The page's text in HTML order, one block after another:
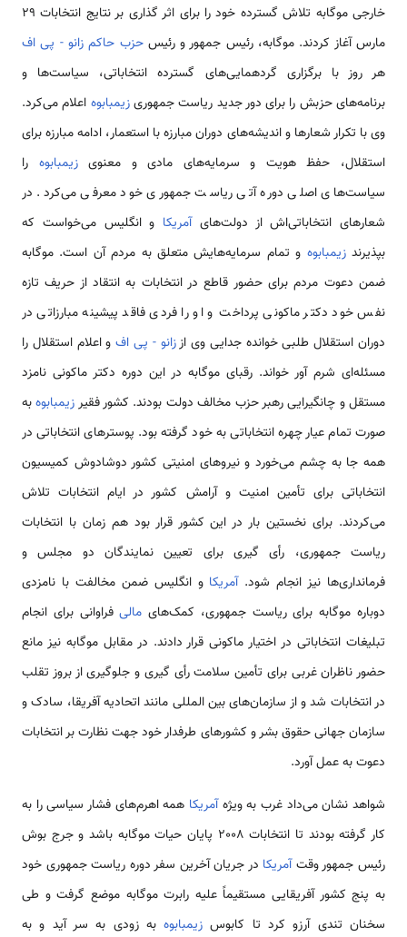
خارجی موگابه تلاش گسترده خود را برای اثر گذاری بر نتایج انتخابات ۲۹
مارس آغاز کردند. موگابه، رئیس جمهور و رئیسحزب حاکم زانو - پی اف
هر روز با برگزاری گردهمایی‌های گسترده انتخاباتی، سیاست‌ها و
برنامه‌های حزبش را برای دور جدید ریاست جمهوریزیمبابوه اعلام می‌کرد.
وی با تکرار شعارها و اندیشه‌های دوران مبارزه با استعمار، ادامه مبارزه برای
استقلال، حفظ هویت و سرمایه‌های مادی و معنویزیمبابوه را
سیاست‌های اصلی دوره آتی ریاست جمهوری خود معرفی می‌کرد. در
شعارهای انتخاباتی‌اش از دولت‌هایآمریکا و انگلیس می‌خواست که
بپذیرندزیمبابوه و تمام سرمایه‌هایش متعلق به مردم آن است. موگابه
ضمن دعوت مردم برای حضور قاطع در انتخابات به انتقاد از حریف تازه
نفس خود دکتر ماکونی پرداخت و او را فردی فاقد پیشینه مبارزاتی در
دوران استقلال طلبی خوانده جدایی وی اززانو - پی افو اعلام استقلال را
مسئله‌ای شرم آور خواند. رقبای موگابه در این دوره دکتر ماکونی نامزد
مستقل و چانگیرایی رهبر حزب مخالف دولت بودند. کشور فقیرزیمبابوهبه
صورت تمام عیار چهره انتخاباتی به خود گرفته بود. پوسترهای انتخاباتی در
همه جا به چشم می‌خورد و نیروهای امنیتی کشور دوشادوش کمیسیون
انتخاباتی برای تأمین امنیت و آرامش کشور در ایام انتخابات تلاش
می‌کردند. برای نخستین بار در این کشور قرار بود هم زمان با انتخابات
ریاست جمهوری، رأی گیری برای تعیین نمایندگان دو مجلس و
فرمانداری‌ها نیز انجام شود.آمریکا و انگلیس ضمن مخالفت با نامزدی
دوباره موگابه برای ریاست جمهوری، کمک‌های مالیفراوانی برای انجام
تبلیغات انتخاباتی در اختیار ماکونی قرار دادند. در مقابل موگابه نیز مانع
حضور ناظران غربی برای تأمین سلامت رأی گیری و جلوگیری از بروز تقلب
در انتخابات شد و از سازمان‌های بین المللی مانند اتحادیه آفریقا، سادک و
سازمان جهانی حقوق بشر و کشورهای طرفدار خود جهت نظارت بر انتخابات
دعوت به عمل آورد.
شواهد نشان می‌داد غرب به ویژهآمریکا همه اهرم‌های فشار سیاسی را به
کار گرفته بودند تا انتخابات 2008 پایان حیات موگابه باشد و جرج بوش
رئیس جمهور وقتآمریکا در جریان آخرین سفر دوره ریاست جمهوری خود
به پنج کشور آفریقایی مستقیماً علیه رابرت موگابه موضع گرفت و طی
سخنان تندی آرزو کرد تا کابوس زیمبابوهبه زودی به سر آید و به